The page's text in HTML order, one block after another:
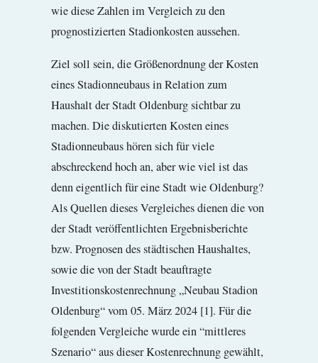
wie diese Zahlen im Vergleich zu den
prognostizierten Stadionkosten aussehen.
Ziel soll sein, die Größenordnung der Kosten
eines Stadionneubaus in Relation zum
Haushalt der Stadt Oldenburg sichtbar zu
machen. Die diskutierten Kosten eines
Stadionneubaus hören sich für viele
abschreckend hoch an, aber wie viel ist das
denn eigentlich für eine Stadt wie Oldenburg?
Als Quellen dieses Vergleiches dienen die von
der Stadt veröffentlichten Ergebnisberichte
bzw. Prognosen des städtischen Haushaltes,
sowie die von der Stadt beauftragte
Investitionskostenrechnung „Neubau Stadion
Oldenburg“ vom 05. März 2024 [1]. Für die
folgenden Vergleiche wurde ein “mittleres
Szenario“ aus dieser Kostenrechnung gewählt,